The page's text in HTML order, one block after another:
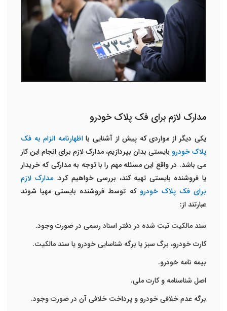
مدارک لازم برای فک پلاک خودرو
یکی دیگر از مواردی که پیش از آشنایی بااظهارنامه الزام به فک
پلاک خودرو بایستی بدان بپردازیم، مدارک لازم برای انجام این کار
می باشد. در واقع این مسئله مهم را با توجه به مدارکی که خریدار
یا فروشنده بایستی تهیه کند، بررسی خواهیم کرد.مدارک لازم
برای فک پلاک خودرو که توسط فروشنده بایستی مهیا شوند
عبارتند از:
سند مالکیت ثبت شده در دفتر اسناد رسمی در صورت وجود.
کارت خودرو، برگ سبز یا برگه شناسایی خودرو یا سند مالکیت.
بیمه نامه خودرو.
اصل شناسنامه و کارت ملی.
برگه عدم خلافی خودرو و پرداخت خلافی آن در صورت وجود.